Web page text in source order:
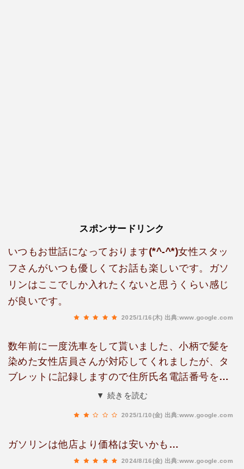
スポンサードリンク
いつもお世話になっております(*^-^*)女性スタッ
フさんがいつも優しくてお話も楽しいです。ガソ
リンはここでしか入れたくないと思うくらい感じ
が良いです。
2025/1/16(木) 出典:www.google.com
数年前に一度洗車をして貰いました、小柄で髪を
染めた女性店員さんが対応してくれましたが、タ
ブレットに記録しますので住所氏名電話番号を記
入して下さいと言われたので書きましたけど、こ
が当たり前の店でしょうか、皆さんどう思いま
▼ 続きを読む
2025/1/10(金) 出典:www.google.com
ガソリンは他店より価格は安いかも…
2024/8/16(金) 出典:www.google.com